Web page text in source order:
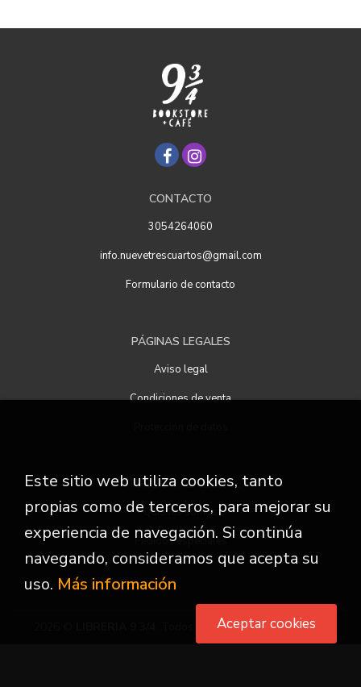
CONTACTO
3054264060
info.nuevetrescuartos@gmail.com
Formulario de contacto
PÁGINAS LEGALES
Aviso legal
Condiciones de venta
ATENCIÓN AL CLIENTE
Quiénes somos
Pedidos especiales
. Todos los Derechos Reservados
Este sitio web utiliza cookies, tanto
propias como de terceros, para mejorar su
experiencia de navegación. Si continúa
navegando, consideramos que acepta su
uso. Más información
Aceptar cookies